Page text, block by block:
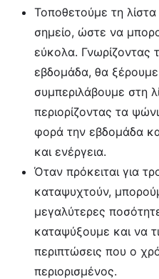
Τοποθετούμε τη
σημείο, ώστε να
εύκολα. Γνωρίζοντας
εβδομάδα, θα ξέρουμε
συμπεριλάβουμε στη
περιορίζοντας τα
φορά την εβδομάδα
και ενέργεια.
Όταν πρόκειται για
καταψυχτούν,
μεγαλύτερες
καταψύξουμε και να
περιπτώσεις που ο
περιορισμένος.